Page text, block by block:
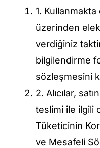
DİĞER ÜRÜNLER
1.
üzerinden
verdiğiniz
bilgilendirme
sözleşmesini
2. Alıcılar,
teslimi ile ilgili
Tüketicinin
ve Mesafeli